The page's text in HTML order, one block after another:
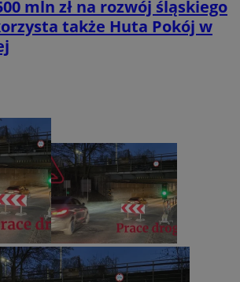
mln zł na rozwój śląskiego
także Huta Pokój w